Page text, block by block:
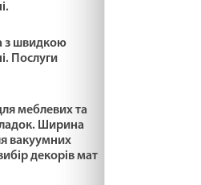
Майтеся файно
файно
з швидкою
Послуги
меблевих та
Ширина
вакуумних
декорів мат